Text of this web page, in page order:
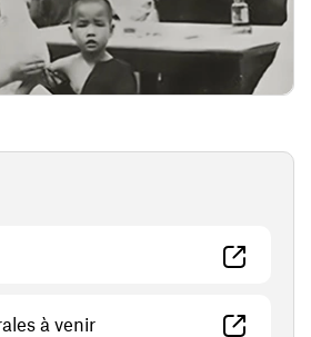
à venir(ouvre une nouvelle